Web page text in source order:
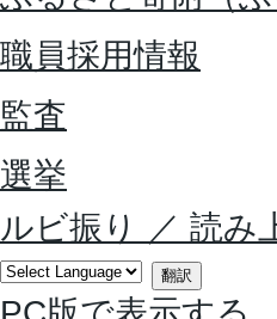
職員採用情報
監査
選挙
ルビ振り
／ 読み
翻訳